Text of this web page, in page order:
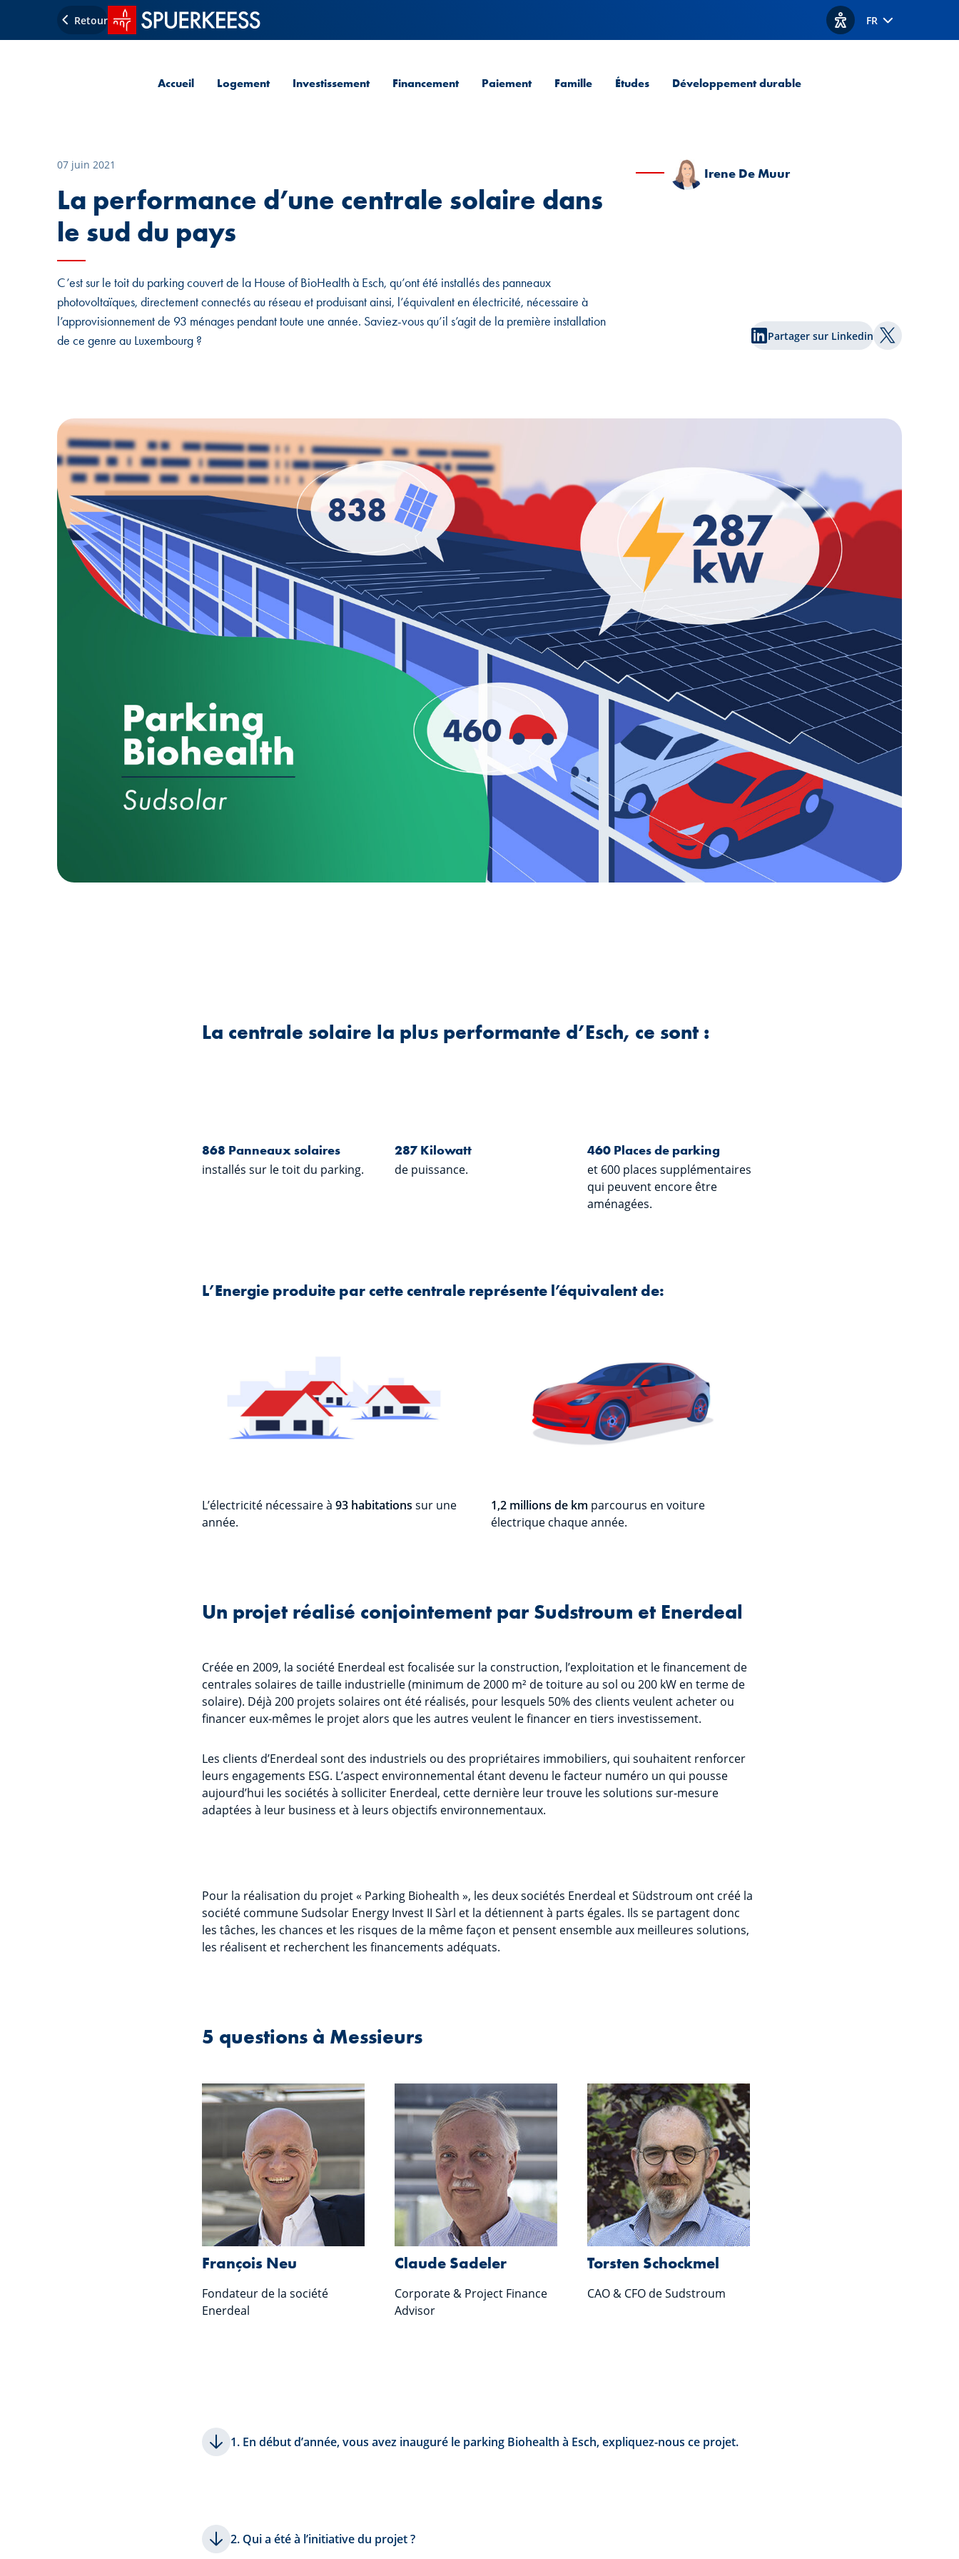
Retour Accueil SPUERKEESS
Afficher les options
FR
Accueil Logement Investissement Financement Paiement Famille Études Développement durable
Irene De Muur
Partager sur Linkedin Partager sur
07 juin 2021
La performance d’une centrale solaire dans
le sud du pays
C’est sur le toit du parking couvert de la House of BioHealth à Esch, qu’ont été installés des panneaux
photovoltaïques, directement connectés au réseau et produisant ainsi, l’équivalent en électricité, nécessaire à
l’approvisionnement de 93 ménages pendant toute une année. Saviez-vous qu’il s’agit de la première installation
de ce genre au Luxembourg ?
La centrale solaire la plus performante d’Esch, ce sont :
868 Panneaux solaires
installés sur le toit du parking.
287 Kilowatt
de puissance.
460 Places de parking
et 600 places supplémentaires
qui peuvent encore être
aménagées.
L’Energie produite par cette centrale représente l’équivalent de:
L’électricité nécessaire à 93 habitations sur une
année.
1,2 millions de km parcourus en voiture
électrique chaque année.
Un projet réalisé conjointement par Sudstroum et Enerdeal
Créée en 2009, la société Enerdeal est focalisée sur la construction, l’exploitation et le financement de
centrales solaires de taille industrielle (minimum de 2000 m² de toiture au sol ou 200 kW en terme de
solaire). Déjà 200 projets solaires ont été réalisés, pour lesquels 50% des clients veulent acheter ou
financer eux-mêmes le projet alors que les autres veulent le financer en tiers investissement.
Les clients d’Enerdeal sont des industriels ou des propriétaires immobiliers, qui souhaitent renforcer
leurs engagements ESG. L’aspect environnemental étant devenu le facteur numéro un qui pousse
aujourd’hui les sociétés à solliciter Enerdeal, cette dernière leur trouve les solutions sur-mesure
adaptées à leur business et à leurs objectifs environnementaux.
Pour la réalisation du projet « Parking Biohealth », les deux sociétés Enerdeal et Südstroum ont créé la
société commune Sudsolar Energy Invest II Sàrl et la détiennent à parts égales. Ils se partagent donc
les tâches, les chances et les risques de la même façon et pensent ensemble aux meilleures solutions,
les réalisent et recherchent les financements adéquats.
5 questions à Messieurs
François Neu
Fondateur de la société
Enerdeal
Claude Sadeler
Corporate & Project Finance
Advisor
Torsten Schockmel
CAO & CFO de Sudstroum
1. En début d’année, vous avez inauguré le parking Biohealth à Esch, expliquez-nous ce projet.
2. Qui a été à l’initiative du projet ?